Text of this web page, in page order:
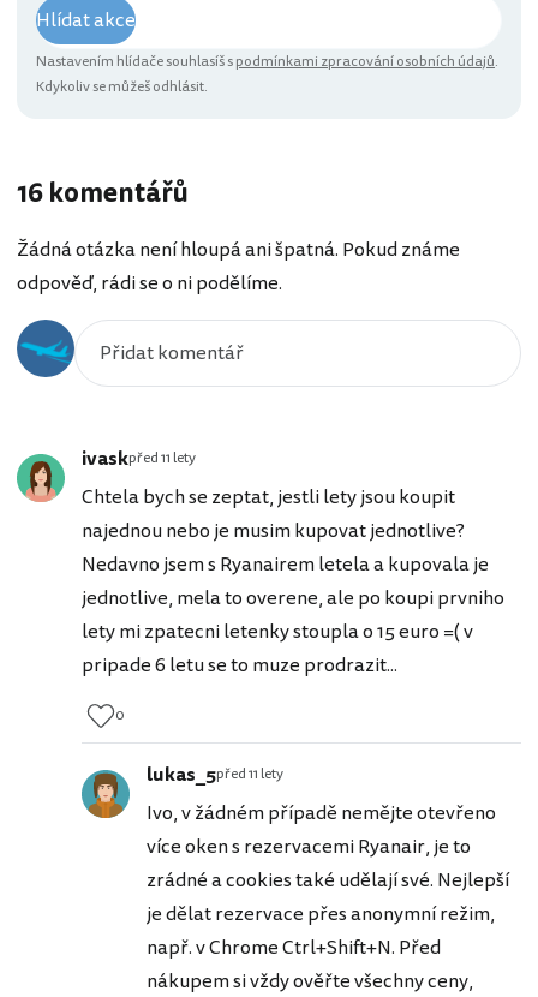
Hlídat akce
Nastavením hlídače souhlasíš spodmínkami zpracování osobních údajů.
Kdykoliv se můžeš odhlásit.
16 komentářů
Žádná otázka není hloupá ani špatná. Pokud známe
odpověď, rádi se o ni podělíme.
ivaskpřed 11 lety
Chtela bych se zeptat, jestli lety jsou koupit
najednou nebo je musim kupovat jednotlive?
Nedavno jsem s Ryanairem letela a kupovala je
jednotlive, mela to overene, ale po koupi prvniho
lety mi zpatecni letenky stoupla o 15 euro =( v
pripade 6 letu se to muze prodrazit...
0
lukas_5před 11 lety
Ivo, v žádném případě nemějte otevřeno
více oken s rezervacemi Ryanair, je to
zrádné a cookies také udělají své. Nejlepší
je dělat rezervace přes anonymní režim,
např. v Chrome Ctrl+Shift+N. Před
nákupem si vždy ověřte všechny ceny,